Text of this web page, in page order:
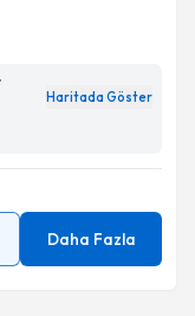
Haritada Göster
Daha Fazla